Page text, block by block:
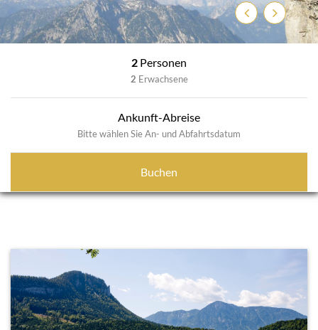
ZurückWeiter
2 Personen
2 Erwachsene
Ankunft-Abreise
Bitte wählen Sie An- und Abfahrtsdatum
Buchen